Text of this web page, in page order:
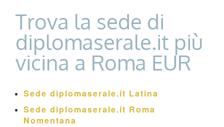
Trova la sede di
diplomaserale.it più
vicina a Roma EUR
Sede diplomaserale.it Latina
Sede diplomaserale.it Roma
Nomentana